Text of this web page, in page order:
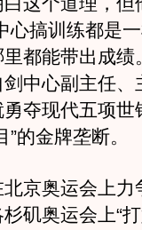
心搞训练都是
都能带出成绩
中心副主任、
夺现代五项世
的金牌垄断。
京奥运会上力
矶奥运会上“